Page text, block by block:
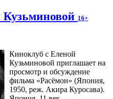
16+
Киноклуб с Еленой
Кузьминовой приглашает на
просмотр и обсуждение
фильма «Расёмон» (Япония,
1950, реж. Акира Куросава).